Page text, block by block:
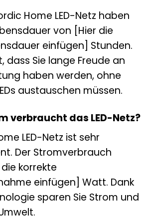
Home LED-Netz haben
von [Hier die
einfügen] Stunden.
dass Sie lange Freude an
haben werden, ohne
austauschen müssen.
verbraucht das LED-Netz?
LED-Netz ist sehr
Der Stromverbrauch
korrekte
einfügen] Watt. Dank
sparen Sie Strom und